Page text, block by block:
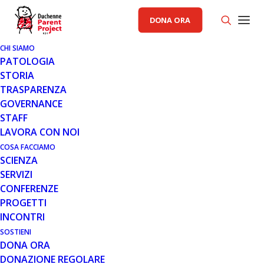
DONA ORA
CHI SIAMO
PATOLOGIA
STORIA
TRASPARENZA
GOVERNANCE
STAFF
LAVORA CON NOI
COSA FACCIAMO
SCIENZA
SERVIZI
CONFERENZE
PROGETTI
INCONTRI
SOSTIENI
DONA ORA
DONAZIONE REGOLARE
GENERALE
26 LUG 2018
CONDIZIONI DI
FINANZIAMENTO PER FAST
TRACK APPLICATION PPO